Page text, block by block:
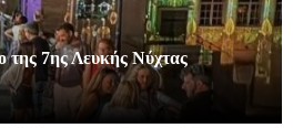
της 7ης Λευκής Νύχτας